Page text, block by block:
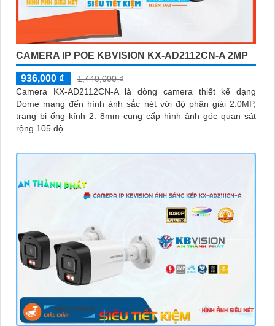
CAMERA IP POE KBVISION KX-AD2112CN-A 2MP
936,000 ₫
1,440,000 ₫
Camera KX-AD2112CN-A là dòng camera thiết kế dạng
Dome mang đến hình ảnh sắc nét với độ phân giải 2.0MP,
trang bị ống kính 2. 8mm cung cấp hình ảnh góc quan sát
rộng 105 độ